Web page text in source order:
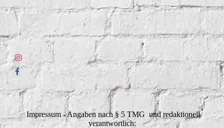
Impressum - Angaben nach § 5 TMG und redaktionell
verantwortlich: